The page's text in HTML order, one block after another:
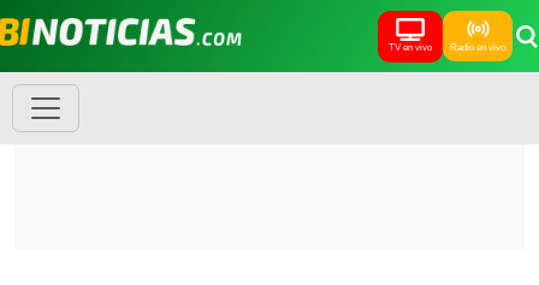
TV en vivo Radio en vivo